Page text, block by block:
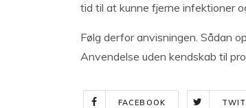
tid til at kunne fjerne infektioner
Følg derfor anvisningen. Sådan
Anvendelse uden kendskab til
FACEBOOK